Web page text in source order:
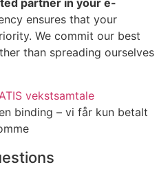
partner in your e-
ensures that your
We commit our best
than spreading ourselves
vekstsamtale
binding – vi får kun betalt